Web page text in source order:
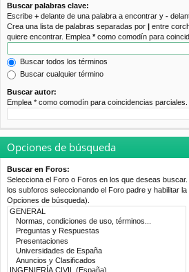
os
Buscar palabras clave:
Escribe + delante de una palabra a encontrar y -
Crea una lista de palabras separadas por | entre
quiere encontrar. Emplea *como comodín para
Buscar todos los términos
Buscar cualquier término
Buscar autor:
Emplea * como comodín para coincidencias parciales.
Opciones de búsqueda
Buscar en Foros:
Selecciona el Foro o Foros en los que deseas
los subforos seleccionando el Foro padre y habilitar
Opciones de búsqueda).